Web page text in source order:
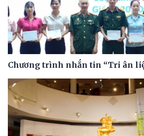
Chương trình nhắn tin “Tri ân